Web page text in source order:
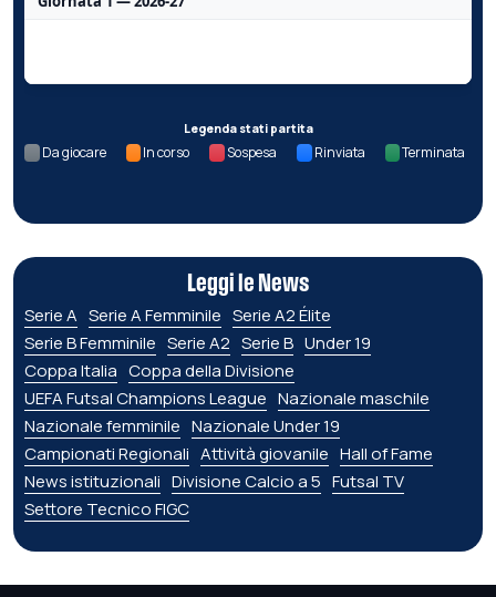
Legenda stati partita
Da giocare In corso Sospesa Rinviata Terminata
Leggi le News
Serie A Serie A Femminile Serie A2 Élite
Serie B Femminile Serie A2 Serie B Under 19
Coppa Italia Coppa della Divisione
UEFA Futsal Champions League Nazionale maschile
Nazionale femminile Nazionale Under 19
Campionati Regionali Attività giovanile Hall of Fame
News istituzionali Divisione Calcio a 5 Futsal TV
Settore Tecnico FIGC